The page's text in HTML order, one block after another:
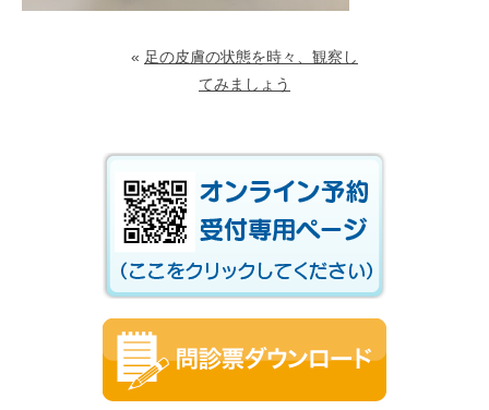
« 足の皮膚の状態を時々、観察し
てみましょう